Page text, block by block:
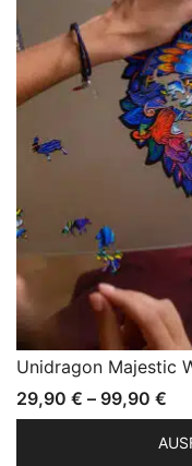
Unidragon Majestic
29,90 € – 99,90 €